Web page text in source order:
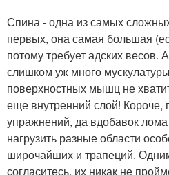
Спина - одна из самых
первых, она самая большая
потому требует адских весов.
слишком уж много
поверхностных мышц не
еще внутренний слой! Короче,
упражнений, да вдобавок
нагрузить разные области
широчайших и трапеций.
согласитесь, их никак не